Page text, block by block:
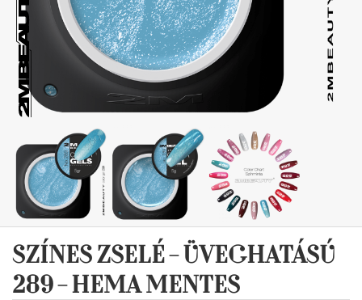
SZÍNES ZSELÉ - ÜVEGHATÁSÚ
289 - HEMA MENTES